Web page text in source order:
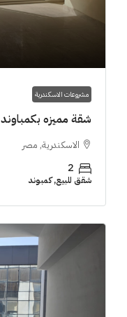
مشروعات الاسكندرية
شقة مميزه بكمباوند 129m Grand View smouha
الاسكندرية, مصر
2
شقق للبيع, كمبوند